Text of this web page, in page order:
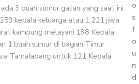
3 buah sumur galian yang saat ini
kepala keluarga atau 1.221 jiwa.
kampung melayani 138 Kepala
1 buah sumur di bagian Timur
Tamalabang untuk 121 Kepala
o
s
f
o
u
n
d